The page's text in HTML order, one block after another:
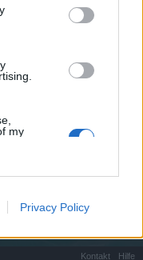
my
the
Privacy Policy
Gilde.Ich bin noch
freundliche Gilde
bearbeitet:
Kontakt Hilfe